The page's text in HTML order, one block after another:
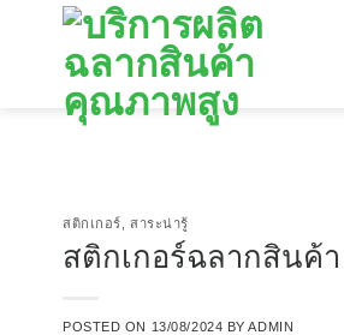
สติกเกอร์ ,สาระน่ารู้
สติกเกอร์ฉลากสินค้
POSTED ON 13/08/2024 BYADMIN